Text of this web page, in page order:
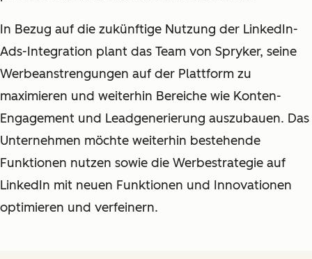
In Bezug auf die zukünftige Nutzung der LinkedIn-
Ads-Integration plant das Team von Spryker, seine
Werbeanstrengungen auf der Plattform zu
maximieren und weiterhin Bereiche wie Konten-
Engagement und Leadgenerierung auszubauen. Das
Unternehmen möchte weiterhin bestehende
Funktionen nutzen sowie die Werbestrategie auf
LinkedIn mit neuen Funktionen und Innovationen
optimieren und verfeinern.